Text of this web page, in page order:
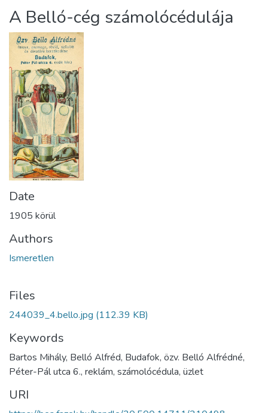
About us
A Belló-cég számolócédulája
Date
1905 körül
Authors
Ismeretlen
Files
244039_4.bello.jpg (112.39 KB)
Keywords
Bartos Mihály, Belló Alfréd, Budafok, özv. Belló Alfrédné,
Péter-Pál utca 6., reklám, számolócédula, üzlet
URI